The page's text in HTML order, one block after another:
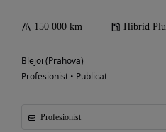
150 000 km Hibrid
Blejoi (Prahova)
Profesionist • Publicat
Profesionist